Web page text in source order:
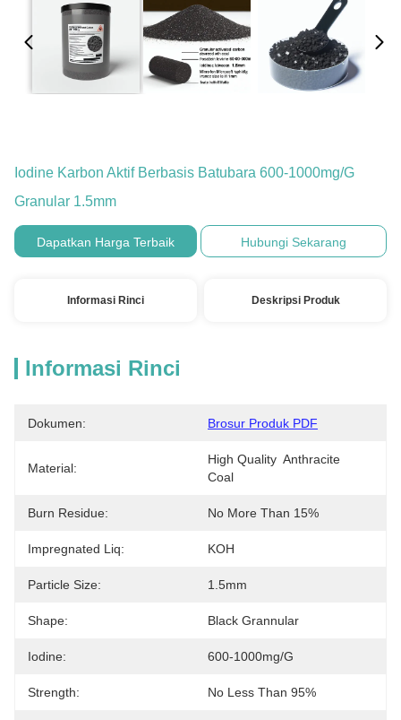
Iodine Karbon Aktif Berbasis Batubara 600-1000mg/g
Granular 1.5mm
Dapatkan Harga Terbaik Hubungi Sekarang
Informasi Rinci Deskripsi Produk
Informasi Rinci
Dokumen: Brosur Produk PDF
Material:
High Quality  Anthracite
Coal
Burn Residue: No More Than 15%
Impregnated Liq: KOH
Particle Size: 1.5mm
Shape: Black Grannular
Iodine: 600-1000mg/g
Strength: No Less Than 95%